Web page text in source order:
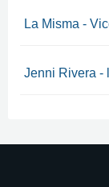
La Misma -
Jenni Rivera -